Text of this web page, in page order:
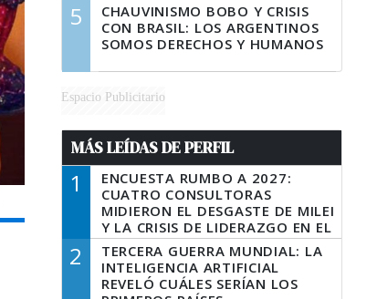
5
CHAUVINISMO BOBO Y CRISIS
CON BRASIL: LOS ARGENTINOS
SOMOS DERECHOS Y HUMANOS
Espacio Publicitario
MÁS LEÍDAS DE PERFIL
1
ENCUESTA RUMBO A 2027:
CUATRO CONSULTORAS
MIDIERON EL DESGASTE DE MILEI
Y LA CRISIS DE LIDERAZGO EN EL
PERONISMO
2
TERCERA GUERRA MUNDIAL: LA
INTELIGENCIA ARTIFICIAL
REVELÓ CUÁLES SERÍAN LOS